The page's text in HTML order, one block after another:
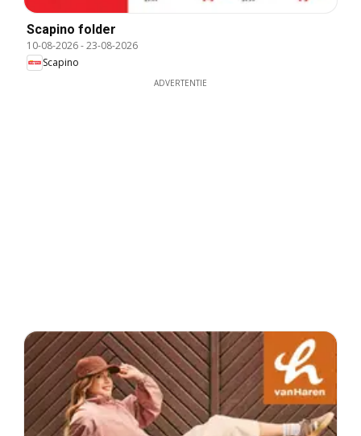
Scapino folder
10-08-2026-23-08-2026
Scapino
ADVERTENTIE